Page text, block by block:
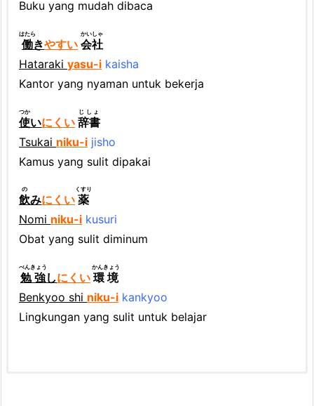
Buku yang mudah dibaca
働
はたら
きやすい 会社
かいしゃ
Hataraki yasu-i kaisha
Kantor yang nyaman untuk bekerja
使
つか
いにくい 辞書
じしょ
Tsukai niku-i jisho
Kamus yang sulit dipakai
飲
の
みにくい 薬
くすり
Nomi niku-i kusuri
Obat yang sulit diminum
勉強
べんきょう
しにくい 環境
かんきょう
Benkyoo shi niku-i kankyoo
Lingkungan yang sulit untuk belajar